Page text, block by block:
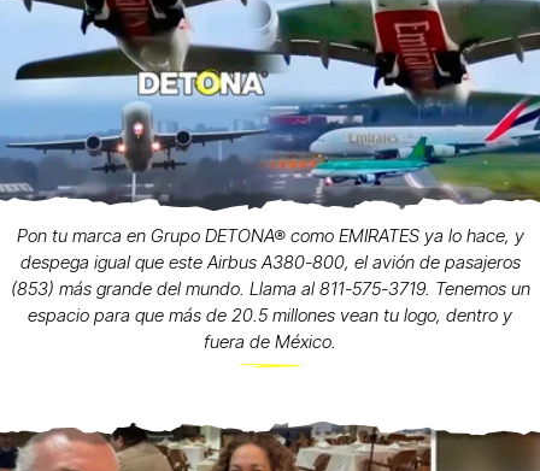
Pon tu marca en Grupo DETONA® como EMIRATES ya lo hace, y
despega igual que este Airbus A380-800, el avión de pasajeros
(853) más grande del mundo. Llama al 811-575-3719. Tenemos un
espacio para que más de 20.5 millones vean tu logo, dentro y
fuera de México.